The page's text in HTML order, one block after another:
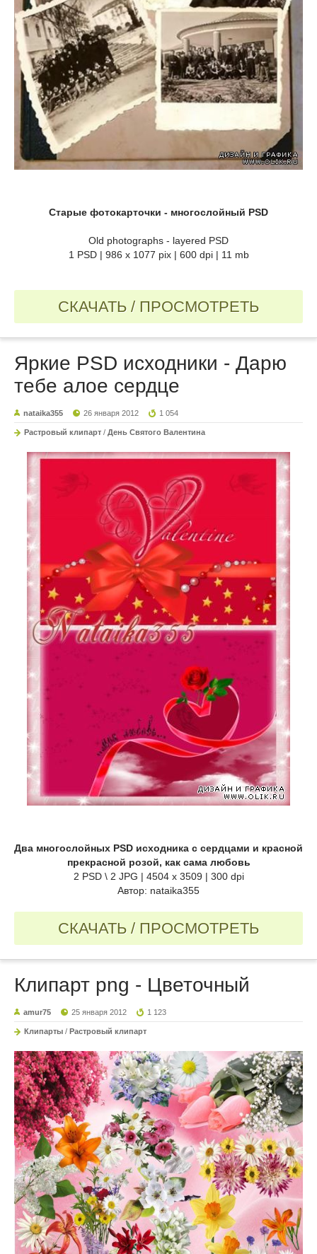
Старые фотокарточки - многослойный PSD
Old photographs - layered PSD
1 PSD | 986 x 1077 pix | 600 dpi | 11 mb
СКАЧАТЬ / ПРОСМОТРЕТЬ
Яркие PSD исходники - Дарю
тебе алое сердце
nataika355 26 января 2012 1 054
Растровый клипарт / День Святого Валентина
Два многослойных PSD исходника с сердцами и красной
прекрасной розой, как сама любовь
2 PSD \ 2 JPG | 4504 х 3509 | 300 dpi
Автор: nataika355
СКАЧАТЬ / ПРОСМОТРЕТЬ
Клипарт png - Цветочный
amur75 25 января 2012 1 123
Клипарты / Растровый клипарт